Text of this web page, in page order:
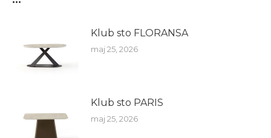
Klub sto FLORANSA
maj 25, 2026
Klub sto PARIS
maj 25, 2026